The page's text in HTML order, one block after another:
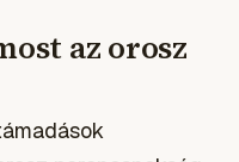
az orosz